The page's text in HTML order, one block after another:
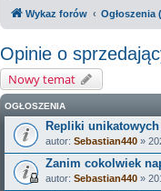
Wykaz forów Ogłoszenia
Opinie o
Nowy temat
OGŁOSZENIA
Repliki
autor: Sebastian440 »
Zanim cokolwiek
autor: Sebastian440 »